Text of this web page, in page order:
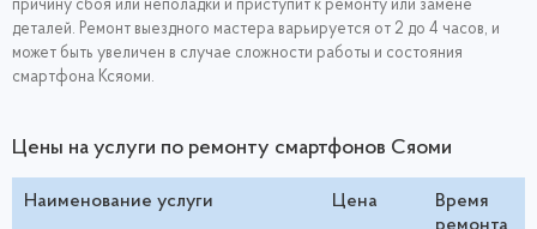
причину сбоя или неполадки и приступит к ремонту или замене
деталей. Ремонт выездного мастера варьируется от 2 до 4 часов, и
может быть увеличен в случае сложности работы и состояния
смартфона Ксяоми.
Цены на услуги по ремонту смартфонов Сяоми
Наименование услуги Цена
Время
ремонта